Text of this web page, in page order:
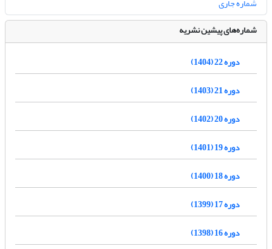
شماره‌های پیشین نشریه
دوره 22 (1404)
دوره 21 (1403)
دوره 20 (1402)
دوره 19 (1401)
دوره 18 (1400)
دوره 17 (1399)
دوره 16 (1398)